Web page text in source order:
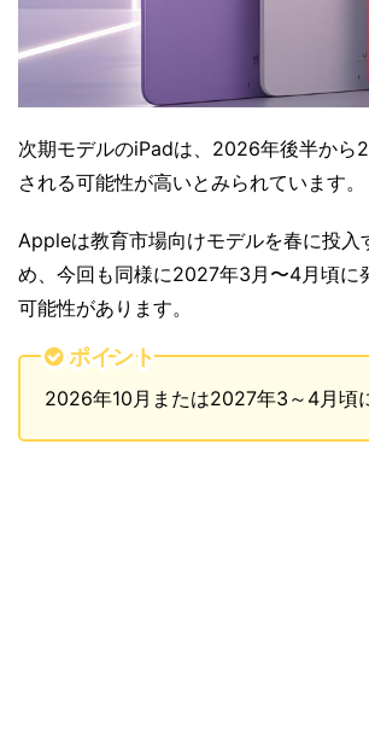
次期モデルのiPadは、2026年後半から
される可能性が高いとみられています。
Appleは教育市場向けモデルを春に投入
め、今回も同様に2027年3月〜4月頃に
可能性があります。
ポイント
2026年10月または2027年3～4月頃